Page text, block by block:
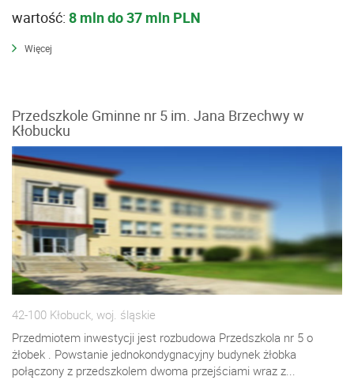
wartość: 8 mln do 37 mln PLN
Więcej
Przedszkole Gminne nr 5 im. Jana Brzechwy w
Kłobucku
42-100 Kłobuck, woj. śląskie
Przedmiotem inwestycji jest rozbudowa Przedszkola nr 5 o
żłobek . Powstanie jednokondygnacyjny budynek żłobka
połączony z przedszkolem dwoma przejściami wraz z...